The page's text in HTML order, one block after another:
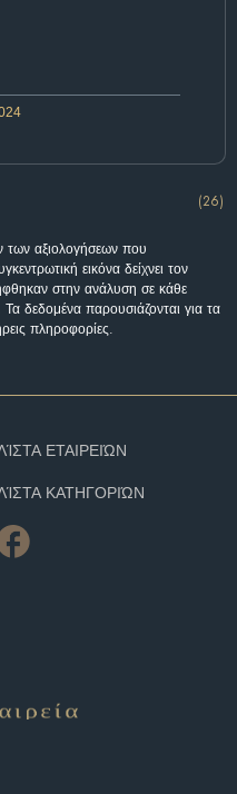
(26)
των αξιολογήσεων που
εικόνα δείχνει τον
στην ανάλυση σε κάθε
δεδομένα παρουσιάζονται για τα
πληροφορίες.
ΕΤΑΙΡΕΙΏΝ
ΚΑΤΗΓΟΡΙΏΝ